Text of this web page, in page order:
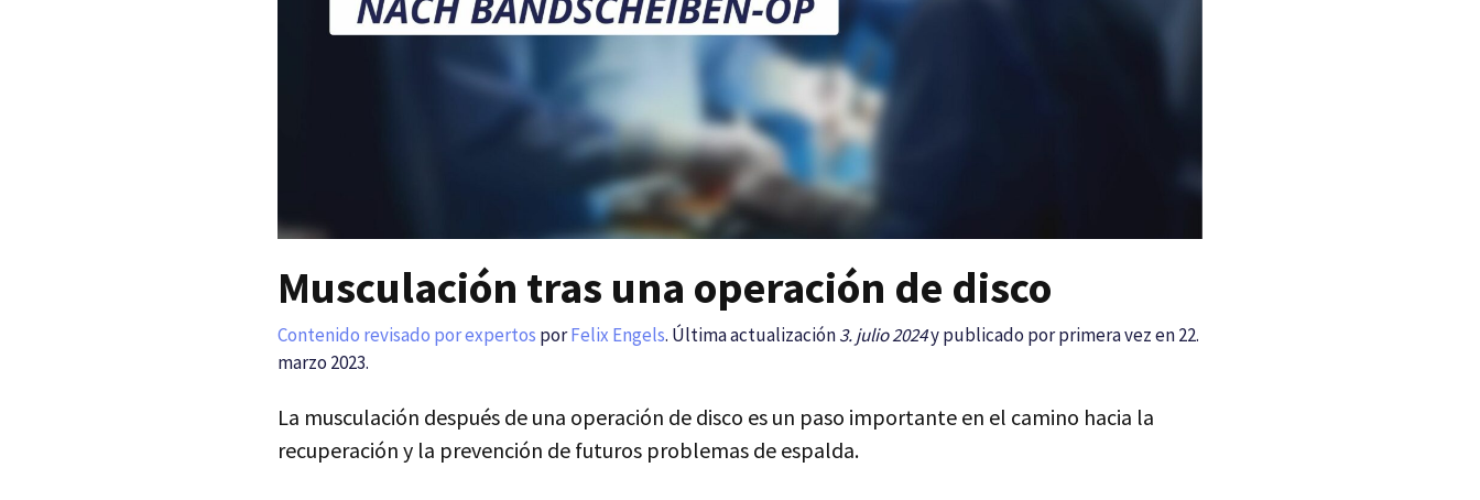
Musculación tras una operación de disco
Contenido revisado por expertos porFelix Engels. Última actualización3. julio 2024y publicado por primera vez en 22.
marzo 2023.
La musculación después de una operación de disco es un paso importante en el camino hacia la
recuperación y la prevención de futuros problemas de espalda.